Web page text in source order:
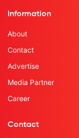
Information
About
Contact
Advertise
Media Partner
Career
Contact